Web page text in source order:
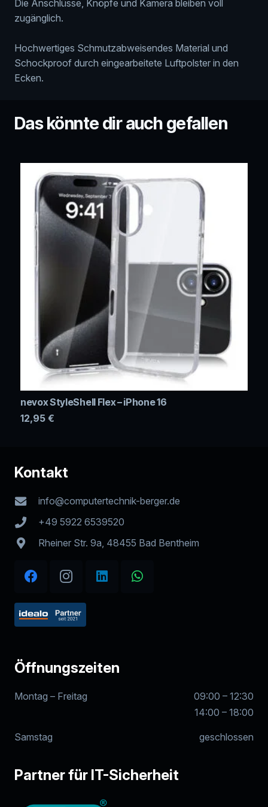
Die Anschlüsse, Knöpfe und Kamera bleiben voll
zugänglich.
Hochwertiges Schmutzabweisendes Material und
Schockproof durch eingearbeitete Luftpolster in den
Ecken.
Das könnte dir auch gefallen
nevox StyleShell Flex – iPhone 16
12,95 €
Kontakt
info@computertechnik-berger.de
+49 5922 6539520
Rheiner Str. 9a, 48455 Bad Bentheim
Öffnungszeiten
Montag – Freitag
09:00 – 12:30
14:00 – 18:00
Samstag geschlossen
Partner für IT-Sicherheit